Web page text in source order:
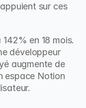
sur ces
en 18 mois.
développeur
augmente de
espace Notion